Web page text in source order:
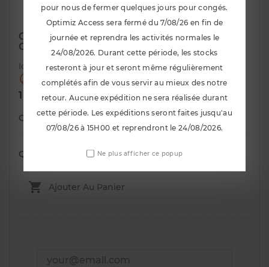
Combines Filetes AST 4100 BMW E36 M3
Coupé
Id : 2235
 Rupture de stock !
1 710,00 € TTC
Combines filetés AST pour BMW M3 E36 coupé
Quantité
 Ajouter Au Panier
pour nous de fermer quelques jours pour congés.
Optimiz Access sera fermé du 7/08/26 en fin de
journée et reprendra les activités normales le
24/08/2026. Durant cette période, les stocks
resteront à jour et seront même régulièrement
complétés afin de vous servir au mieux des notre
retour. Aucune expédition ne sera réalisée durant
cette période. Les expéditions seront faites jusqu'au
07/08/26 à 15H00 et reprendront le 24/08/2026.
Ne plus afficher ce popup